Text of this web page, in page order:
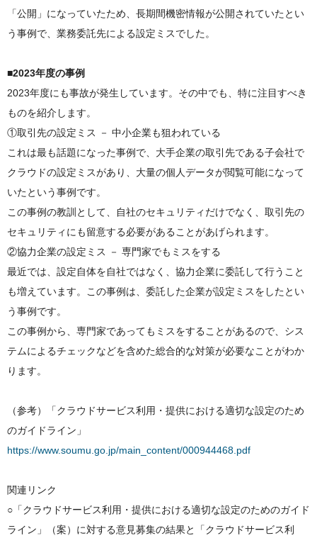
「公開」になっていたため、長期間機密情報が公開されていたとい
う事例で、業務委託先による設定ミスでした。
■2023年度の事例
2023年度にも事故が発生しています。その中でも、特に注目すべき
ものを紹介します。
①取引先の設定ミス － 中小企業も狙われている
これは最も話題になった事例で、大手企業の取引先である子会社で
クラウドの設定ミスがあり、大量の個人データが閲覧可能になって
いたという事例です。
この事例の教訓として、自社のセキュリティだけでなく、取引先の
セキュリティにも留意する必要があることがあげられます。
②協力企業の設定ミス － 専門家でもミスをする
最近では、設定自体を自社ではなく、協力企業に委託して行うこと
も増えています。この事例は、委託した企業が設定ミスをしたとい
う事例です。
この事例から、専門家であってもミスをすることがあるので、シス
テムによるチェックなどを含めた総合的な対策が必要なことがわか
ります。
（参考）「クラウドサービス利用・提供における適切な設定のため
のガイドライン」
https://www.soumu.go.jp/main_content/000944468.pdf
関連リンク
○「クラウドサービス利用・提供における適切な設定のためのガイド
ライン」（案）に対する意見募集の結果と「クラウドサービス利